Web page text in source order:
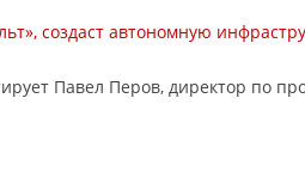
создаст автономную
Павел Перов, директор по